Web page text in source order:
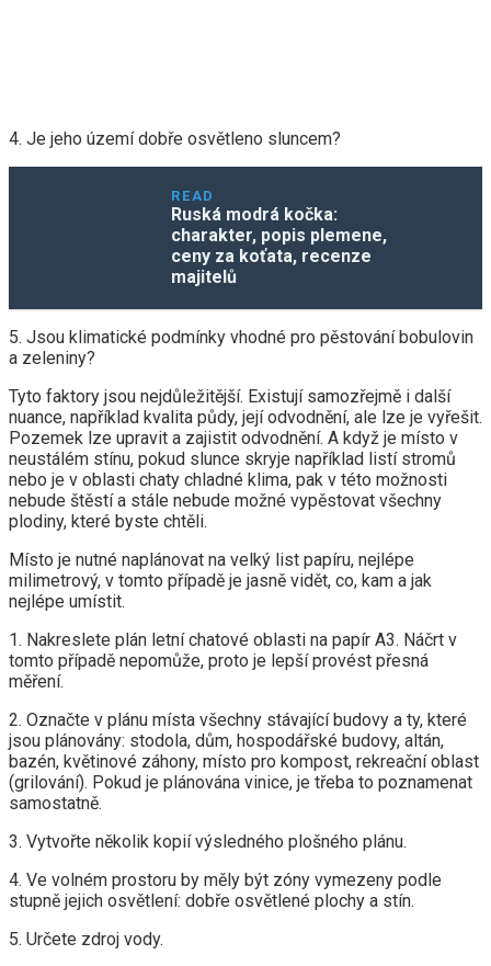
4. Je jeho území dobře osvětleno sluncem?
READ
Ruská modrá kočka:
charakter, popis plemene,
ceny za koťata, recenze
majitelů
5. Jsou klimatické podmínky vhodné pro pěstování bobulovin
a zeleniny?
Tyto faktory jsou nejdůležitější. Existují samozřejmě i další
nuance, například kvalita půdy, její odvodnění, ale lze je vyřešit.
Pozemek lze upravit a zajistit odvodnění. A když je místo v
neustálém stínu, pokud slunce skryje například listí stromů
nebo je v oblasti chaty chladné klima, pak v této možnosti
nebude štěstí a stále nebude možné vypěstovat všechny
plodiny, které byste chtěli.
Místo je nutné naplánovat na velký list papíru, nejlépe
milimetrový, v tomto případě je jasně vidět, co, kam a jak
nejlépe umístit.
1. Nakreslete plán letní chatové oblasti na papír A3. Náčrt v
tomto případě nepomůže, proto je lepší provést přesná
měření.
2. Označte v plánu místa všechny stávající budovy a ty, které
jsou plánovány: stodola, dům, hospodářské budovy, altán,
bazén, květinové záhony, místo pro kompost, rekreační oblast
(grilování). Pokud je plánována vinice, je třeba to poznamenat
samostatně.
3. Vytvořte několik kopií výsledného plošného plánu.
4. Ve volném prostoru by měly být zóny vymezeny podle
stupně jejich osvětlení: dobře osvětlené plochy a stín.
5. Určete zdroj vody.